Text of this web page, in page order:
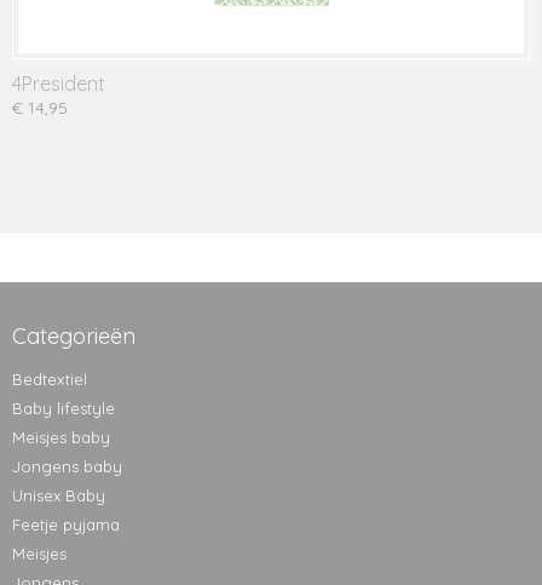
4President
€ 14,95
Categorieën
Bedtextiel
Baby lifestyle
Meisjes baby
Jongens baby
Unisex Baby
Feetje pyjama
Meisjes